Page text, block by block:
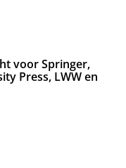
voor Springer,
Press, LWW en